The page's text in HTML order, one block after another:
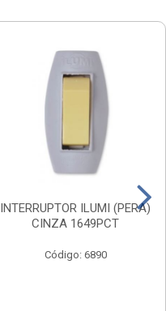
INTERRUPTOR ILUMI (PERA)
CINZA 1649PCT
Código: 6890